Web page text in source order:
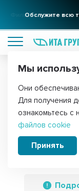
Обслужите всю
Фильтры для
Главная Запчасти
Панель
38,5х18,5см
774142100300
Мы
Они
Для получения
ознакомьтесь с
файлов cookie
Принять